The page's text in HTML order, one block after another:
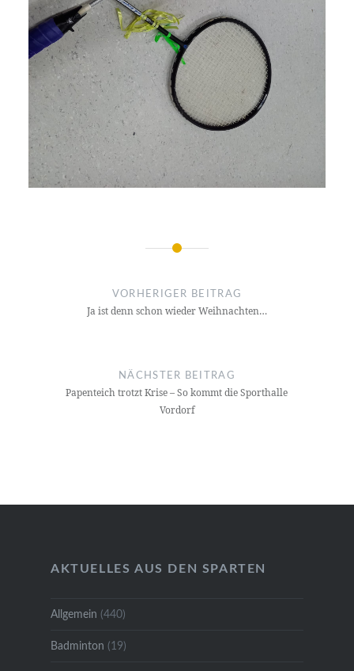
Beitragsnavigation
VORHERIGER BEITRAG
Ja ist denn schon wieder Weihnachten…
NÄCHSTER BEITRAG
Papenteich trotzt Krise – So kommt die Sporthalle
Vordorf
AKTUELLES AUS DEN SPARTEN
Allgemein (440)
Badminton (19)